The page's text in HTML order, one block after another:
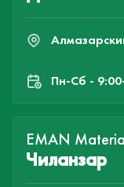
Пн-Cб -
EMAN
Чиланзар